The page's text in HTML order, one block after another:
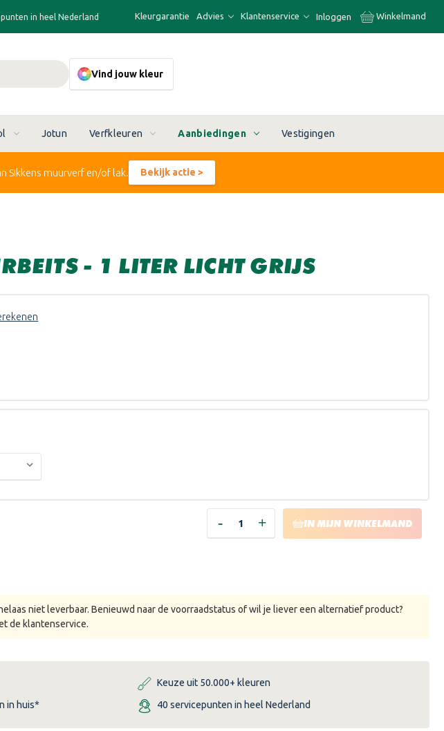
in heel Nederland Kleurgarantie Advies Klantenservice Inloggen Winkelmand
Vind jouw kleur
Jotun Verfkleuren Aanbiedingen Vestigingen
Sikkens muurverf en/of lak. Bekijk actie >
- 1 LITER LICHT GRIJS
HOEVEELHEID
VAN
LICHT
- HOEVEELHEID
VAN
LICHT
+ IN MIJN WINKELMAND
niet leverbaar. Benieuwd naar de voorraadstatus of wil je liever een alternatief product?
de klantenservice.
in huis*
Keuze uit 50.000+ kleuren
40 servicepunten in heel Nederland